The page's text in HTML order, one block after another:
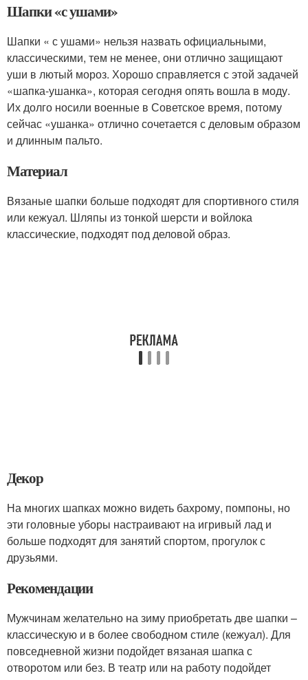
Шапки «с ушами»
Шапки « с ушами» нельзя назвать официальными,
классическими, тем не менее, они отлично защищают
уши в лютый мороз. Хорошо справляется с этой задачей
«шапка-ушанка», которая сегодня опять вошла в моду.
Их долго носили военные в Советское время, потому
сейчас «ушанка» отлично сочетается с деловым образом
и длинным пальто.
Материал
Вязаные шапки больше подходят для спортивного стиля
или кежуал. Шляпы из тонкой шерсти и войлока
классические, подходят под деловой образ.
Декор
На многих шапках можно видеть бахрому, помпоны, но
эти головные уборы настраивают на игривый лад и
больше подходят для занятий спортом, прогулок с
друзьями.
Рекомендации
Мужчинам желательно на зиму приобретать две шапки –
классическую и в более свободном стиле (кежуал). Для
повседневной жизни подойдет вязаная шапка с
отворотом или без. В театр или на работу подойдет